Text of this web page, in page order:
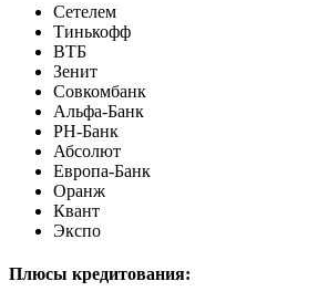
Сетелем
Тинькофф
ВТБ
Зенит
Совкомбанк
Альфа-Банк
РН-Банк
Абсолют
Европа-Банк
Оранж
Квант
Экспо
Плюсы кредитования: